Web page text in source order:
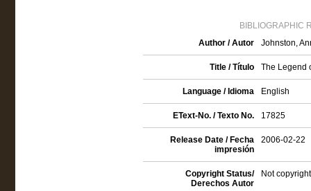
BIBLIOGRAPHIC
Author / Autor
Johnston,
Title / Título The Legend
Language / Idioma English
EText-No. / Texto No. 17825
Release Date / Fecha
impresión
2006-02-22
Copyright Status/
Derechos Autor
Not